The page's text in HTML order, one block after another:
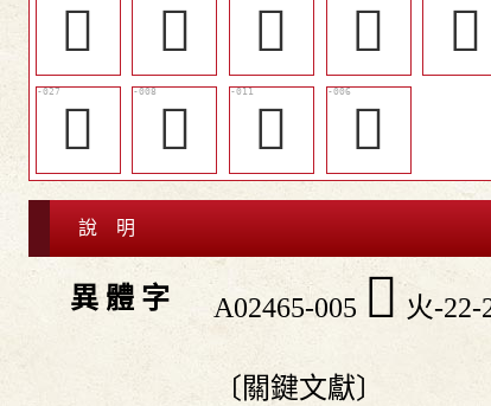
󳠣
󳠦 󳠭 󳠡 󳠟
󳠨
󳠕 󳠘 𤓟
說 明
異 體 字 A02465-005 𤓥 火-22-
〔關鍵文獻〕